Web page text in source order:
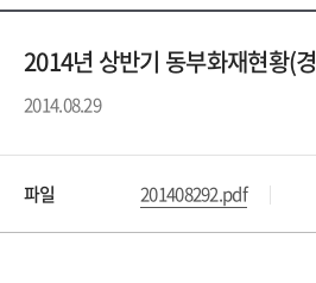
2014년 상반기 동부화재현황(
2014.08.29
파일 201408292.pdf